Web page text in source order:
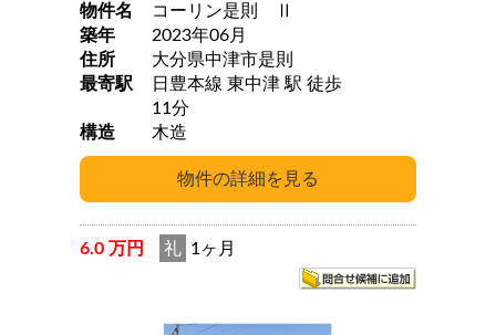
物件名
コーリン是則 Ⅱ
築年
2023年06月
住所
大分県中津市是則
最寄駅
日豊本線 東中津 駅 徒歩
11分
構造
木造
6.0 万円 礼 1ヶ月